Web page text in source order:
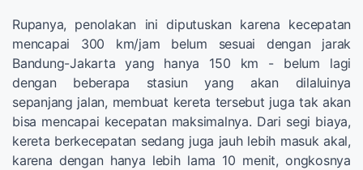
Rupanya, penolakan ini diputuskan karena kecepatan
mencapai 300 km/jam belum sesuai dengan jarak
Bandung-Jakarta yang hanya 150 km - belum lagi
dengan beberapa stasiun yang akan dilaluinya
sepanjang jalan, membuat kereta tersebut juga tak akan
bisa mencapai kecepatan maksimalnya. Dari segi biaya,
kereta berkecepatan sedang juga jauh lebih masuk akal,
karena dengan hanya lebih lama 10 menit, ongkosnya